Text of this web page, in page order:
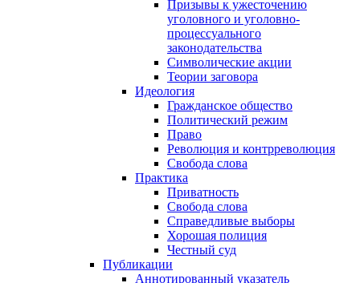
Призывы к ужесточению
уголовного и уголовно-
процессуального
законодательства
Символические акции
Теории заговора
Идеология
Гражданское общество
Политический режим
Право
Революция и контрреволюция
Свобода слова
Практика
Приватность
Свобода слова
Справедливые выборы
Хорошая полиция
Честный суд
Публикации
Аннотированный указатель